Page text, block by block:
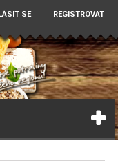
SE REGISTROVAT